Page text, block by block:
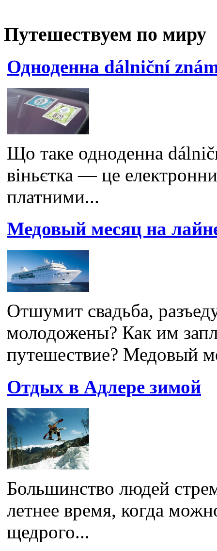
Путешествуем по миру
Одноденна dálniční
Що таке одноденна
віньєтка — це
платними...
Медовый месяц на
Отшумит свадьба,
молодожены? Как им
путешествие? Медовый
Отдых в Адлере зимой
Большинство людей
летнее время, когда
щедрого...